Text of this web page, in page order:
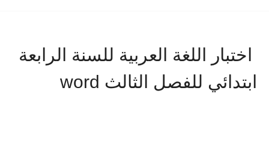
اختبار اللغة العربية للسنة الرابعة
ابتدائي للفصل الثالث word